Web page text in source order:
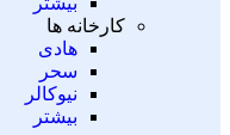
کارخانه ها
هادی
سحر
نیوکالر
بیشتر